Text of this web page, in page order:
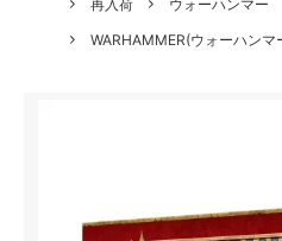
再入荷
ウォーハンマー
WARHAMMER(ウォーハンマ